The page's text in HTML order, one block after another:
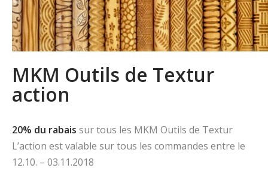
MKM Outils de Textur
action
20% du rabais sur tous les MKM Outils de Textur
L’action est valable sur tous les commandes entre le
12.10. – 03.11.2018